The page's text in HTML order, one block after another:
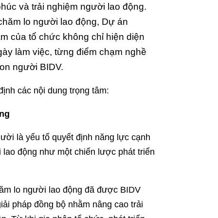
và trải nghiệm người lao động.
lo người lao động, Dự án
của tổ chức không chỉ hiện diện
làm việc, từng điểm chạm nghề
người BIDV.
các nội dung trọng tâm:
là yếu tố quyết định năng lực cạnh
động như một chiến lược phát triển
lo người lao động đã được BIDV
pháp đồng bộ nhằm nâng cao trải